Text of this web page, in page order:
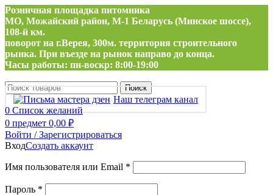
Розничная площадка питомника
МО, Можайский район, М-1 Беларусь (Минское шоссе),
108-й км.
поворот на г.Верея, 300м. территория строительного
рынка. При въезде на рынок направо до конца.
Часы работы: пн-воскр: 8:00-19:00
Поиск
Наш телеграм канал
0 Список желаний
0 предмет 0,00 ₽
Войти / Зарегистрироваться
ВходСоздать аккаунт
Имя пользователя или Email *
Пароль *